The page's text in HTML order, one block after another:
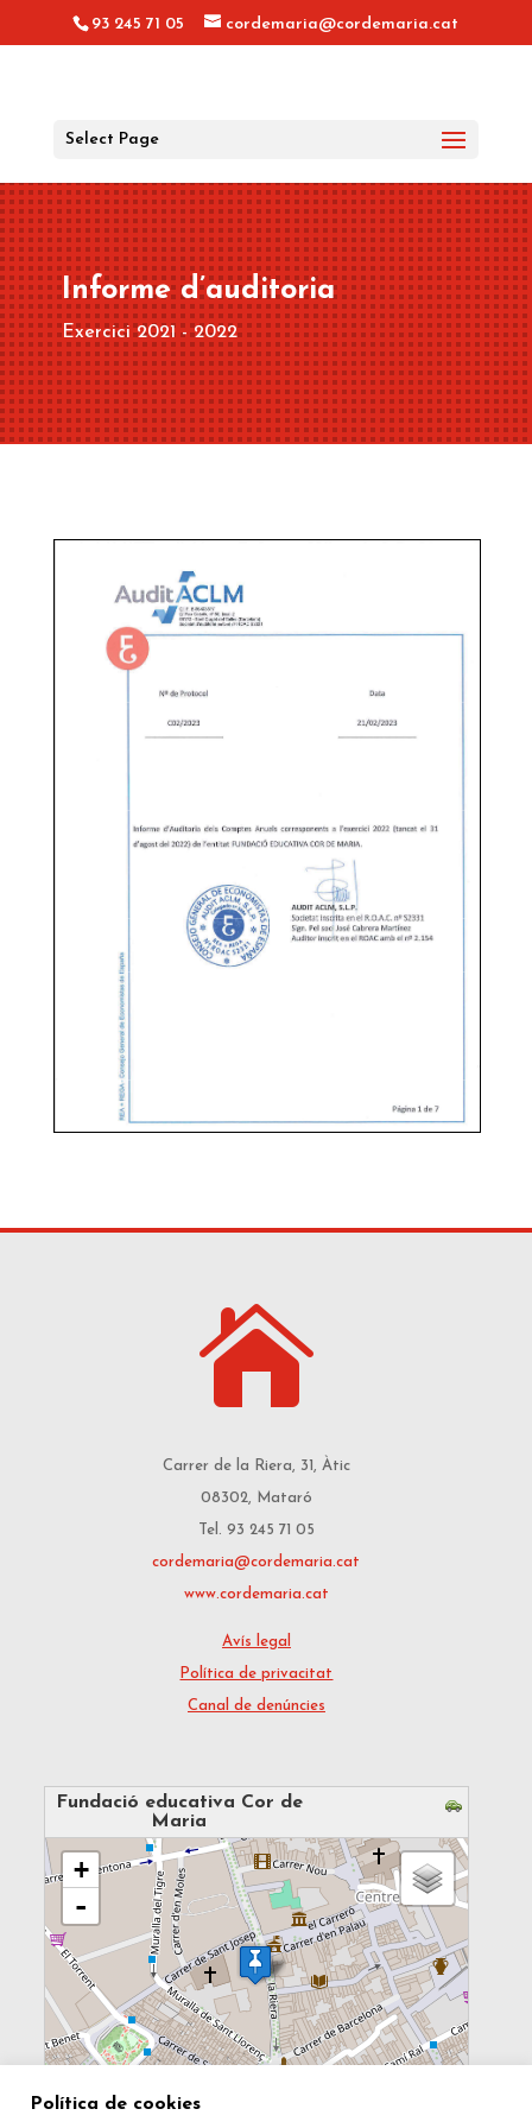
93 245 71 05 cordemaria@cordemaria.cat
Select Page
Informe d’auditoria
Exercici 2021 - 2022

Carrer de la Riera, 31, Àtic
08302, Mataró
Tel. 93 245 71 05
cordemaria@cordemaria.cat
www.cordemaria.cat
Avís legal
Política de privacitat
Canal de denúncies
Fundació educativa Cor de
Maria
loading map - please wait...
+
-
100 mMapsMarker.com(Leaflet
Política de cookies